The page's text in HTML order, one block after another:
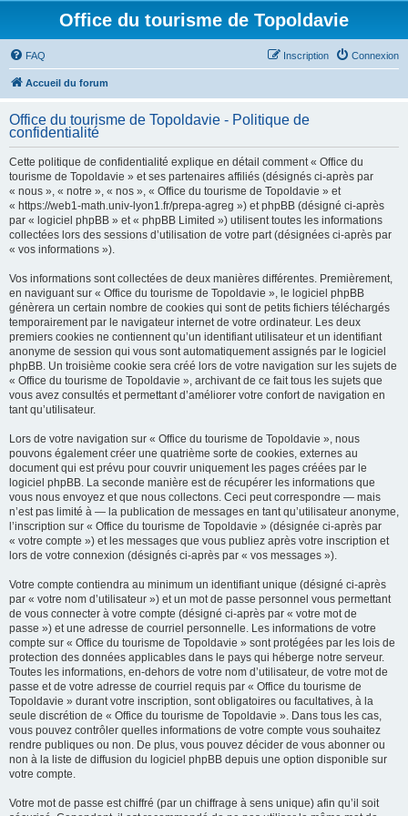
Office du tourisme de Topoldavie
FAQ Connexion
Inscription
Accueil du forum
Office du tourisme de Topoldavie - Politique de
confidentialité
Cette politique de confidentialité explique en détail comment « Office du
tourisme de Topoldavie » et ses partenaires affiliés (désignés ci-après par
« nous », « notre », « nos », « Office du tourisme de Topoldavie » et
« https://web1-math.univ-lyon1.fr/prepa-agreg ») et phpBB (désigné ci-après
par « logiciel phpBB » et « phpBB Limited ») utilisent toutes les informations
collectées lors des sessions d’utilisation de votre part (désignées ci-après par
« vos informations »).
Vos informations sont collectées de deux manières différentes. Premièrement,
en naviguant sur « Office du tourisme de Topoldavie », le logiciel phpBB
génèrera un certain nombre de cookies qui sont de petits fichiers téléchargés
temporairement par le navigateur internet de votre ordinateur. Les deux
premiers cookies ne contiennent qu’un identifiant utilisateur et un identifiant
anonyme de session qui vous sont automatiquement assignés par le logiciel
phpBB. Un troisième cookie sera créé lors de votre navigation sur les sujets de
« Office du tourisme de Topoldavie », archivant de ce fait tous les sujets que
vous avez consultés et permettant d’améliorer votre confort de navigation en
tant qu’utilisateur.
Lors de votre navigation sur « Office du tourisme de Topoldavie », nous
pouvons également créer une quatrième sorte de cookies, externes au
document qui est prévu pour couvrir uniquement les pages créées par le
logiciel phpBB. La seconde manière est de récupérer les informations que
vous nous envoyez et que nous collectons. Ceci peut correspondre — mais
n’est pas limité à — la publication de messages en tant qu’utilisateur anonyme,
l’inscription sur « Office du tourisme de Topoldavie » (désignée ci-après par
« votre compte ») et les messages que vous publiez après votre inscription et
lors de votre connexion (désignés ci-après par « vos messages »).
Votre compte contiendra au minimum un identifiant unique (désigné ci-après
par « votre nom d’utilisateur ») et un mot de passe personnel vous permettant
de vous connecter à votre compte (désigné ci-après par « votre mot de
passe ») et une adresse de courriel personnelle. Les informations de votre
compte sur « Office du tourisme de Topoldavie » sont protégées par les lois de
protection des données applicables dans le pays qui héberge notre serveur.
Toutes les informations, en-dehors de votre nom d’utilisateur, de votre mot de
passe et de votre adresse de courriel requis par « Office du tourisme de
Topoldavie » durant votre inscription, sont obligatoires ou facultatives, à la
seule discrétion de « Office du tourisme de Topoldavie ». Dans tous les cas,
vous pouvez contrôler quelles informations de votre compte vous souhaitez
rendre publiques ou non. De plus, vous pouvez décider de vous abonner ou
non à la liste de diffusion du logiciel phpBB depuis une option disponible sur
votre compte.
Votre mot de passe est chiffré (par un chiffrage à sens unique) afin qu’il soit